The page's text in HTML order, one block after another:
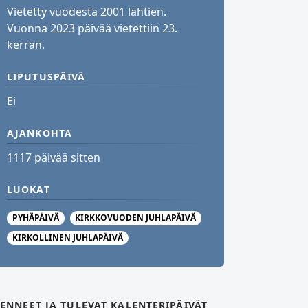
Vietetty vuodesta 2001 lähtien.
Vuonna 2023 päivää vietettiin 23.
kerran.
LIPUTUSPÄIVÄ
Ei
AJANKOHTA
1117 päivää sitten
LUOKAT
PYHÄPÄIVÄ
KIRKKOVUODEN JUHLAPÄIVÄ
KIRKOLLINEN JUHLAPÄIVÄ
JA TULEVAT KALENTERIPÄIVÄT